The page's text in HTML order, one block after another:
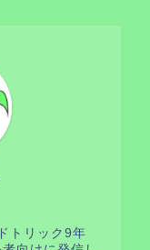
トリック9年